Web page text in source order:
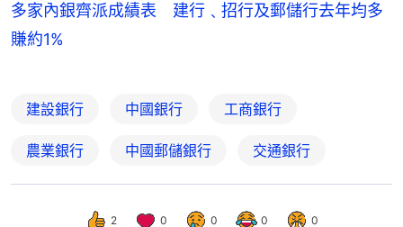
多家內銀齊派成績表 建行﹑招行及郵儲行去年均多
賺約1%
建設銀行 中國銀行 工商銀行
農業銀行 中國郵儲銀行 交通銀行
2 0 0 0 0